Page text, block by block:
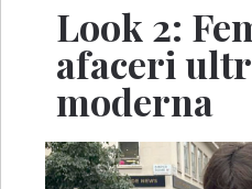
Look 2:
afaceri
moderna